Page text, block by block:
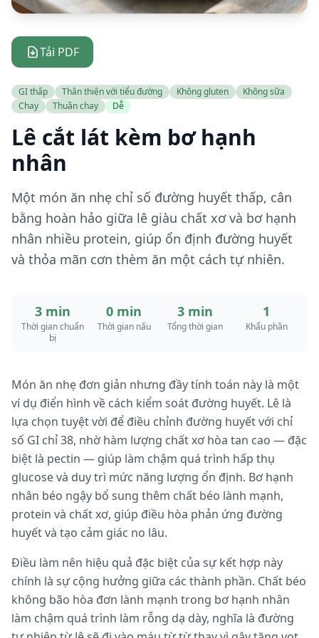
Tải PDF
GI thấp Thân thiện với tiểu đường Không gluten
Không sữa
Chay
Thuần chay Dễ
Lê cắt lát kèm bơ hạnh
nhân
Một món ăn nhẹ chỉ số đường huyết thấp, cân
bằng hoàn hảo giữa lê giàu chất xơ và bơ hạnh
nhân nhiều protein, giúp ổn định đường huyết
và thỏa mãn cơn thèm ăn một cách tự nhiên.
3 min
Thời gian chuẩn
bị
0 min
Thời gian nấu
3 min
Tổng thời gian
1
Khẩu phần
Món ăn nhẹ đơn giản nhưng đầy tính toán này là một
ví dụ điển hình về cách kiểm soát đường huyết. Lê là
lựa chọn tuyệt vời để điều chỉnh đường huyết với chỉ
số GI chỉ 38, nhờ hàm lượng chất xơ hòa tan cao — đặc
biệt là pectin — giúp làm chậm quá trình hấp thụ
glucose và duy trì mức năng lượng ổn định. Bơ hạnh
nhân béo ngậy bổ sung thêm chất béo lành mạnh,
protein và chất xơ, giúp điều hòa phản ứng đường
huyết và tạo cảm giác no lâu.
Điều làm nên hiệu quả đặc biệt của sự kết hợp này
chính là sự cộng hưởng giữa các thành phần. Chất béo
không bão hòa đơn lành mạnh trong bơ hạnh nhân
làm chậm quá trình làm rỗng dạ dày, nghĩa là đường